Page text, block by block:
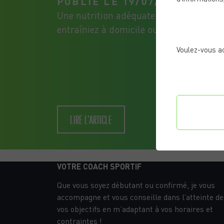
Une nutrition adéquate est essentielle
entraîniez à domicile ou ailleurs. Ce...
LIRE L'ARTICLE
VOTRE COACH SPORTIF
Que vous soyez débutant ou confirmé, je vous
accompagne et vous conseille dans l’atteinte de
vos objectifs en m’adaptant à vos horaires et
contraintes !
Voulez-vous